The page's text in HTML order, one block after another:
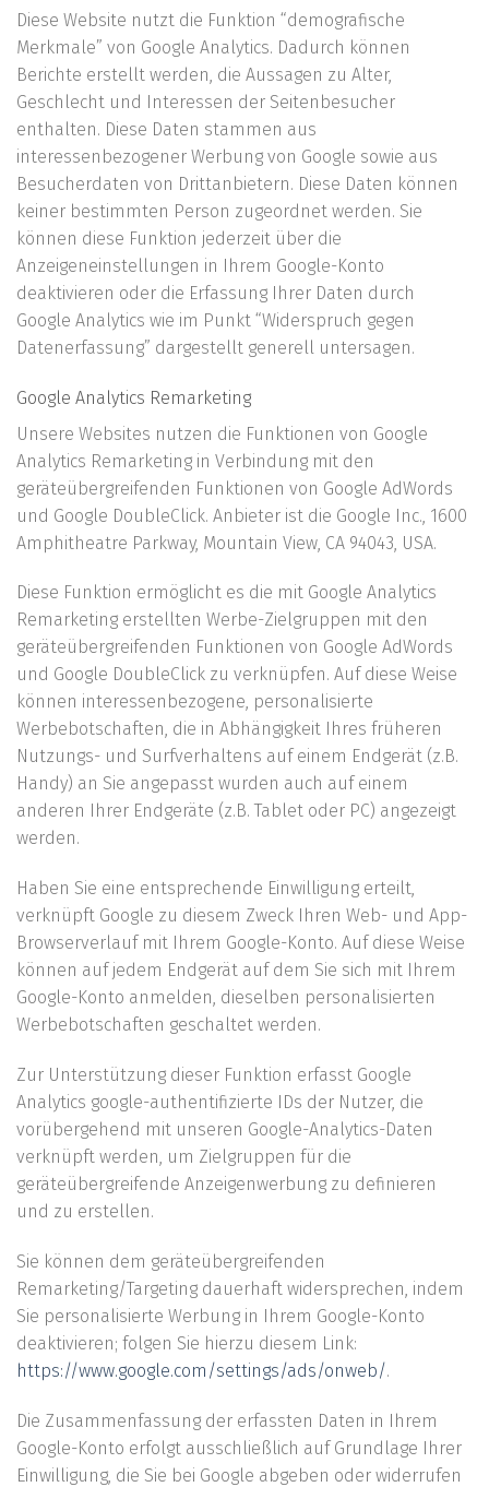
Diese Website nutzt die Funktion “demografische
Merkmale” von Google Analytics. Dadurch können
Berichte erstellt werden, die Aussagen zu Alter,
Geschlecht und Interessen der Seitenbesucher
enthalten. Diese Daten stammen aus
interessenbezogener Werbung von Google sowie aus
Besucherdaten von Drittanbietern. Diese Daten können
keiner bestimmten Person zugeordnet werden. Sie
können diese Funktion jederzeit über die
Anzeigeneinstellungen in Ihrem Google-Konto
deaktivieren oder die Erfassung Ihrer Daten durch
Google Analytics wie im Punkt “Widerspruch gegen
Datenerfassung” dargestellt generell untersagen.
Google Analytics Remarketing
Unsere Websites nutzen die Funktionen von Google
Analytics Remarketing in Verbindung mit den
geräteübergreifenden Funktionen von Google AdWords
und Google DoubleClick. Anbieter ist die Google Inc., 1600
Amphitheatre Parkway, Mountain View, CA 94043, USA.
Diese Funktion ermöglicht es die mit Google Analytics
Remarketing erstellten Werbe-Zielgruppen mit den
geräteübergreifenden Funktionen von Google AdWords
und Google DoubleClick zu verknüpfen. Auf diese Weise
können interessenbezogene, personalisierte
Werbebotschaften, die in Abhängigkeit Ihres früheren
Nutzungs- und Surfverhaltens auf einem Endgerät (z.B.
Handy) an Sie angepasst wurden auch auf einem
anderen Ihrer Endgeräte (z.B. Tablet oder PC) angezeigt
werden.
Haben Sie eine entsprechende Einwilligung erteilt,
verknüpft Google zu diesem Zweck Ihren Web- und App-
Browserverlauf mit Ihrem Google-Konto. Auf diese Weise
können auf jedem Endgerät auf dem Sie sich mit Ihrem
Google-Konto anmelden, dieselben personalisierten
Werbebotschaften geschaltet werden.
Zur Unterstützung dieser Funktion erfasst Google
Analytics google-authentifizierte IDs der Nutzer, die
vorübergehend mit unseren Google-Analytics-Daten
verknüpft werden, um Zielgruppen für die
geräteübergreifende Anzeigenwerbung zu definieren
und zu erstellen.
Sie können dem geräteübergreifenden
Remarketing/Targeting dauerhaft widersprechen, indem
Sie personalisierte Werbung in Ihrem Google-Konto
deaktivieren; folgen Sie hierzu diesem Link:
https://www.google.com/settings/ads/onweb/.
Die Zusammenfassung der erfassten Daten in Ihrem
Google-Konto erfolgt ausschließlich auf Grundlage Ihrer
Einwilligung, die Sie bei Google abgeben oder widerrufen